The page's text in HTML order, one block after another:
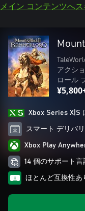
メイン コンテンツへ
アクシ
ロール
Xbox Series X|S
スマート デリバ
Xbox Play
14 個のサポート言
ほとんど互換性あ